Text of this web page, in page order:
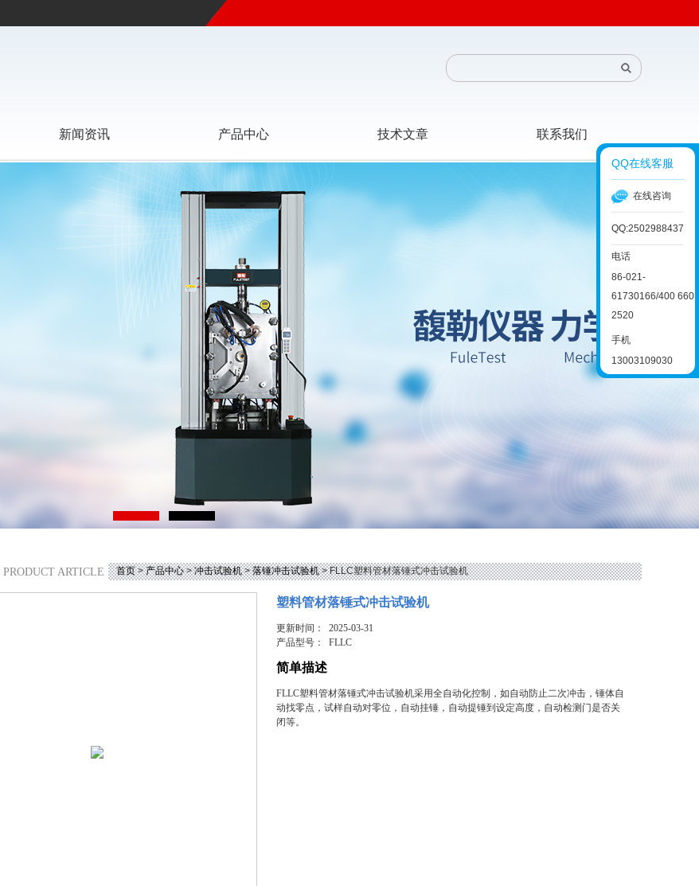
新闻资讯 产品中心 技术文章 联系我们
PRODUCT ARTICLE 首页>产品中心>冲击试验机>落锤冲击试验机> FLLC塑料管材落锤式冲击试验机
塑料管材落锤式冲击试验机
更新时间： 2025-03-31
产品型号：FLLC
简单描述
FLLC塑料管材落锤式冲击试验机采用全自动化控制，如自动防止二次冲击，锤体自
动找零点，试样自动对零位，自动挂锤，自动提锤到设定高度，自动检测门是否关
闭等。
QQ在线客服
在线咨询
QQ:2502988437
电话
86-021-
61730166/400 660
2520
手机
13003109030